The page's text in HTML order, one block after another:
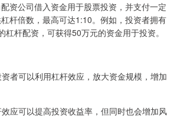
资公司借入资金用于股票投资，并支付一定
杆倍数，最高可达1:10。例如，投资者拥有
杠杆配资，可获得50万元的资金用于投资。
者可以利用杠杆效应，放大资金规模，增加
应可以提高投资收益率，但同时也会增加风